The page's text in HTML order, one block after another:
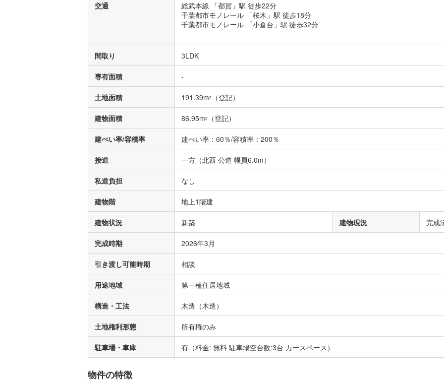
交通
総武本線 「都賀」駅 徒歩22分
千葉都市モノレール 「桜木」駅 徒歩18分
千葉都市モノレール 「小倉台」駅 徒歩32分
間取り 3LDK
専有面積 -
土地面積 191.39m2 （登記）
建物面積 86.95m2 （登記）
建ぺい率/容積率 建ぺい率：60％/容積率：200％
接道 一方（北西 公道 幅員6.0m）
私道負担 なし
建物階 地上1階建
建物状況 新築 建物現況 完成
完成時期 2026年3月
引き渡し可能時期 相談
用途地域 第一種住居地域
構造・工法 木造（木造）
土地権利形態 所有権のみ
駐車場・車庫 有（料金: 無料 駐車場空台数:3台 カースペース）
物件の特徴